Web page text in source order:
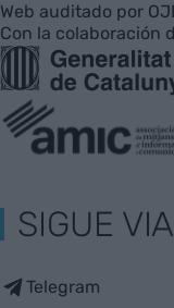
Web auditado por
Con la colaboración
SIGUE
Telegram